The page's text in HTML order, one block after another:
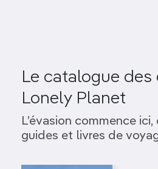
Le catalogue
Lonely Planet
L’évasion commence
guides et livres de